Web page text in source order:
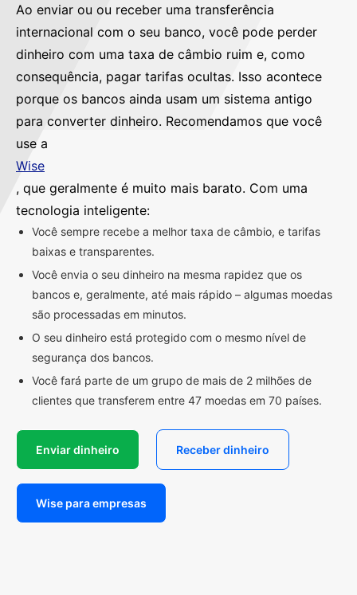
Ao enviar ou ou receber uma transferência
internacional com o seu banco, você pode perder
dinheiro com uma taxa de câmbio ruim e, como
consequência, pagar tarifas ocultas. Isso acontece
porque os bancos ainda usam um sistema antigo
para converter dinheiro. Recomendamos que você
use a
Wise
, que geralmente é muito mais barato. Com uma
tecnologia inteligente:
Você sempre recebe a melhor taxa de câmbio, e tarifas
baixas e transparentes.
Você envia o seu dinheiro na mesma rapidez que os
bancos e, geralmente, até mais rápido – algumas moedas
são processadas em minutos.
O seu dinheiro está protegido com o mesmo nível de
segurança dos bancos.
Você fará parte de um grupo de mais de 2 milhões de
clientes que transferem entre 47 moedas em 70 países.
Enviar dinheiro Receber dinheiro
Wise para empresas